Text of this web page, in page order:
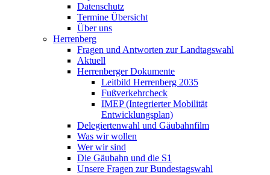
Datenschutz
Termine Übersicht
Über uns
Herrenberg
Fragen und Antworten zur Landtagswahl
Aktuell
Herrenberger Dokumente
Leitbild Herrenberg 2035
Fußverkehrcheck
IMEP (Integrierter Mobilität
Entwicklungsplan)
Delegiertenwahl und Gäubahnfilm
Was wir wollen
Wer wir sind
Die Gäubahn und die S1
Unsere Fragen zur Bundestagswahl